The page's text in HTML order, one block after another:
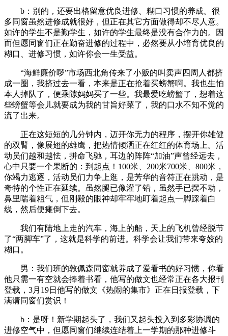
b：别的，还要出格留意优良进修、糊口习惯的养成。很
多同窗虽然进修成就很好，但正在其它方面做得却不尽人意。
如许的学生不是勤学生，如许的学生最终是没有合作力的。因
而但愿同窗们正在勤奋进修的过程中，必然要从小培育优良的
糊口、进修习惯，如许你会一生受益。
“海鲜廉价啰”市场西北角传来了小贩的叫卖声四周人都挤
成一圈，我挤过去一看，本来是正在抢着买螃蟹啊。我也生怕
本人掉队了，便乘隙妈妈买了一些。我最爱吃螃蟹了，想着这
些螃蟹等会儿就要成为我的甘旨好菜了，我的口水不知不觉的
流了出来。
正在这短短的几分钟内，迈开你无力的程序，摆开你雄健
的双臂，像展翅的雄鹰，把热情倾洒正在红红的体育场上。活
动员们越和越怯，拼命飞驰，耳边的阵阵“加油”声曾经远去，
心中只要一个果断的：到起点！100米、200米700米、800米，
你竭力逃逐，活动员们力争上逛，是芳华的音符正在跳动，是
奇特的个性正在延续。虽然腿已像灌了铅，虽然手已摆不动，
鼻里喘着粗气，但刚毅的眼神却牢牢地盯着起点一脚踩着白
线，然后便瘫倒下去。
我们有陆地上走的汽车，海上的船，天上的飞机曾经脱节
了“两脚车”了，这就是科学的前进。科学会让我们带来夸姣的
糊口。
男：我们班的敦佩森同窗就养成了爱看书的好习惯，你看
他只需一有空就会捧着书看，他写的做文也经常正在各大报刊
登载，3月19日他写的做文《热闹的集市》正在日报登载，下
满请同窗们赏识！
b：是呀！新学期起头了，我们又起头投入到多彩协调的
进修空气中，但愿同窗们继续连结着上一学期的那种进修斗